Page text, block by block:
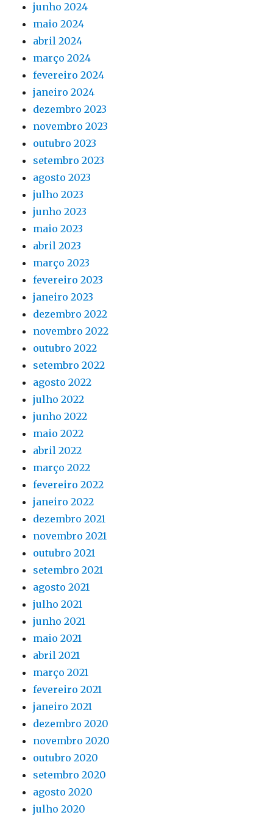
junho 2024
maio 2024
abril 2024
março 2024
fevereiro 2024
janeiro 2024
dezembro 2023
novembro 2023
outubro 2023
setembro 2023
agosto 2023
julho 2023
junho 2023
maio 2023
abril 2023
março 2023
fevereiro 2023
janeiro 2023
dezembro 2022
novembro 2022
outubro 2022
setembro 2022
agosto 2022
julho 2022
junho 2022
maio 2022
abril 2022
março 2022
fevereiro 2022
janeiro 2022
dezembro 2021
novembro 2021
outubro 2021
setembro 2021
agosto 2021
julho 2021
junho 2021
maio 2021
abril 2021
março 2021
fevereiro 2021
janeiro 2021
dezembro 2020
novembro 2020
outubro 2020
setembro 2020
agosto 2020
julho 2020